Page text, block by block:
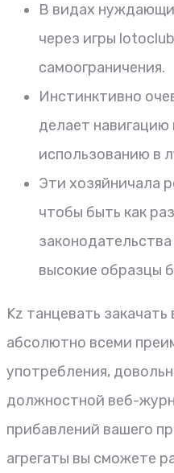
В видах
через игры
самоограничения.
Инстинктивно
делает навигацию
использованию в
Эти хозяйничала
чтобы быть как
высокие образцы
Kz танцевать
абсолютно всеми
употребления,
должностной веб-
прибавлений вашего
агрегаты вы сможете